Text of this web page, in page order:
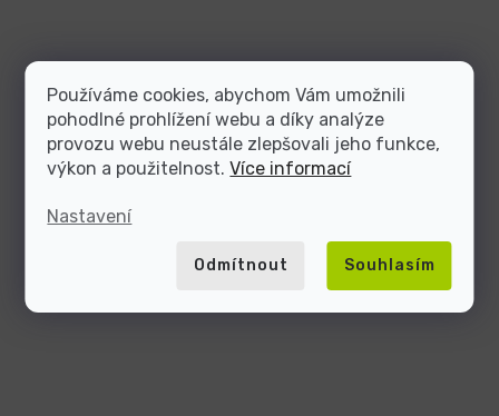
Používáme cookies, abychom Vám umožnili
pohodlné prohlížení webu a díky analýze
provozu webu neustále zlepšovali jeho funkce,
výkon a použitelnost.Více informací
Nastavení
Odmítnout Souhlasím